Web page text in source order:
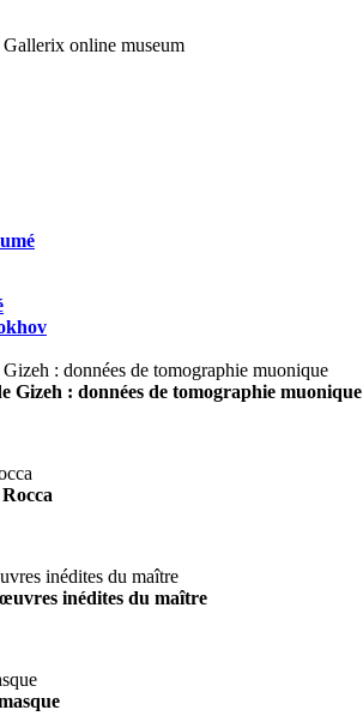
Gizeh : données de tomographie muonique
inédites du maître